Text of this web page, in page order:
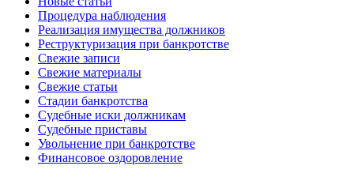
Процедура наблюдения
Реализация имущества должников
Реструктуризация при банкротстве
Свежие записи
Свежие материалы
Свежие статьи
Стадии банкротства
Судебные иски должникам
Судебные приставы
Увольнение при банкротстве
Финансовое оздоровление